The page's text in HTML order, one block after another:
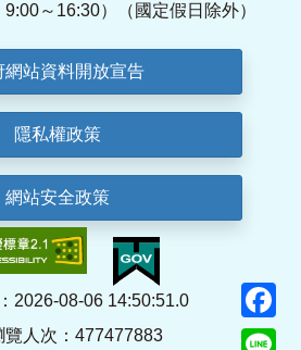
9:00～16:30）（國定假日除外）
網站資料開放宣告
隱私權政策
網站安全政策
2026-08-06 14:50:51.0
覽人次：477477883